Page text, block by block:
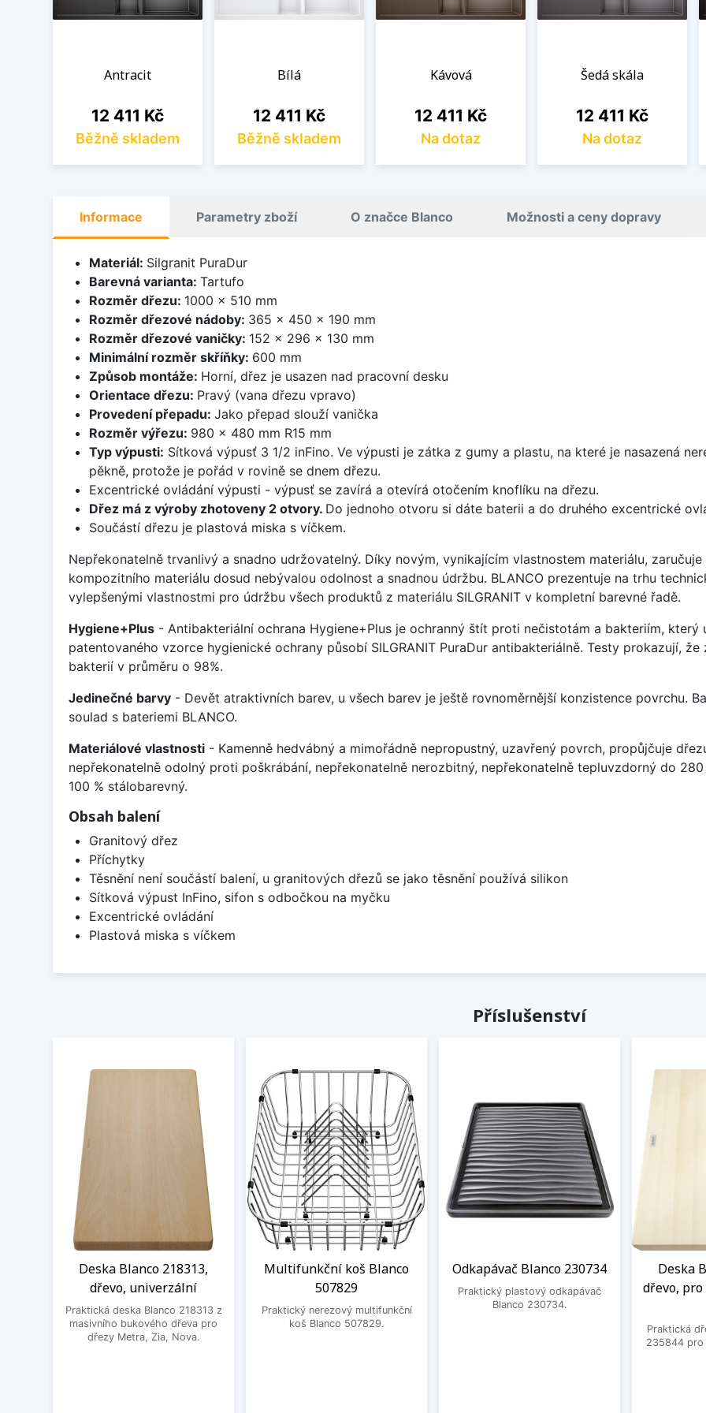
Antracit
Cena
12 411 Kč
Běžně skladem
Bílá
Cena
12 411 Kč
Běžně skladem
Kávová
Cena
12 411 Kč
Na dotaz
Šedá skála
Cena
12 411 Kč
Na dotaz
Informace Parametry zboží O značce Blanco Možnosti a ceny dopravy
Materiál: Silgranit PuraDur
Barevná varianta: Tartufo
Rozměr dřezu: 1000 x 510 mm
Rozměr dřezové nádoby: 365 x 450 x 190 mm
Rozměr dřezové vaničky: 152 x 296 x 130 mm
Minimální rozměr skříňky: 600 mm
Způsob montáže: Horní, dřez je usazen nad pracovní desku
Orientace dřezu: Pravý (vana dřezu vpravo)
Provedení přepadu: Jako přepad slouží vanička
Rozměr výřezu: 980 x 480 mm R15 mm
Typ výpusti: Sítková výpusť 3 1/2 inFino. Ve výpusti je zátka z gumy a plastu, na které je nasazená
pěkně, protože je pořád v rovině se dnem dřezu.
Excentrické ovládání výpusti - výpusť se zavírá a otevírá otočením knoflíku na dřezu.
Dřez má z výroby zhotoveny 2 otvory. Do jednoho otvoru si dáte baterii a do druhého excentrické
Součástí dřezu je plastová miska s víčkem.
Nepřekonatelně trvanlivý a snadno udržovatelný. Díky novým, vynikajícím vlastnostem materiálu, zaručuje
kompozitního materiálu dosud nebývalou odolnost a snadnou údržbu. BLANCO prezentuje na trhu
vylepšenými vlastnostmi pro údržbu všech produktů z materiálu SILGRANIT v kompletní barevné řadě.
Hygiene+Plus - Antibakteriální ochrana Hygiene+Plus je ochranný štít proti nečistotám a bakteriím, který
patentovaného vzorce hygienické ochrany působí SILGRANIT PuraDur antibakteriálně. Testy prokazují,
bakterií v průměru o 98%.
Jedinečné barvy - Devět atraktivních barev, u všech barev je ještě rovnoměrnější konzistence povrchu.
soulad s bateriemi BLANCO.
Materiálové vlastnosti - Kamenně hedvábný a mimořádně nepropustný, uzavřený povrch, propůjčuje
nepřekonatelně odolný proti poškrábání, nepřekonatelně nerozbitný, nepřekonatelně tepluvzdorný do
100 % stálobarevný.
Obsah balení
Granitový dřez
Příchytky
Těsnění není součástí balení, u granitových dřezů se jako těsnění používá silikon
Sítková výpust InFino, sifon s odbočkou na myčku
Excentrické ovládání
Plastová miska s víčkem
Příslušenství
Deska Blanco 218313,
dřevo, univerzální
Praktická deska Blanco 218313 z
masivního bukového dřeva pro
dřezy Metra, Zia, Nova.
Multifunkční koš Blanco
507829
Praktický nerezový multifunkční
koš Blanco 507829.
Odkapávač Blanco 230734
Praktický plastový odkapávač
Blanco 230734.
Deska
dřevo,
Praktická
235844 pro